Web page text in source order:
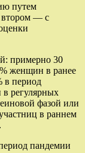
путем
втором — с
примерно 30
женщин в ранее
в период
регулярных
фазой или
в раннем
пандемии